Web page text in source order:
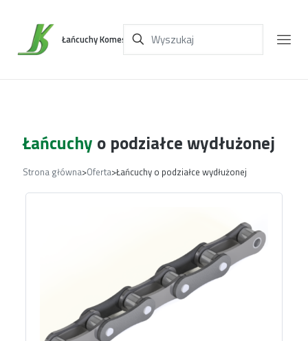
Łańcuchy Komes
Łańcuchy o podziałce wydłużonej
Strona główna>Oferta>Łańcuchy o podziałce wydłużonej